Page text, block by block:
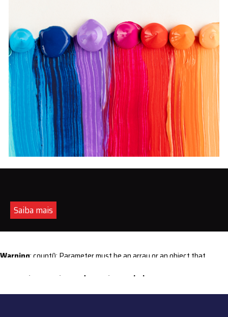
Saiba mais
Warning: count(): Parameter must be an array or an object that
content/themes/sintequimica/index.php